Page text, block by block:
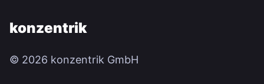
konzentrik
© 2026 konzentrik GmbH